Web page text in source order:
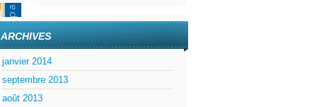
ARCHIVES
janvier 2014
septembre 2013
août 2013